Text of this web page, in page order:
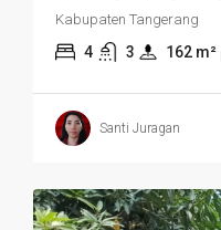
Kabupaten Tangerang
4 3 162 m²
Santi Juragan